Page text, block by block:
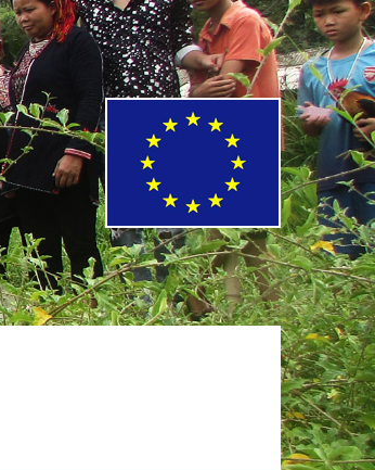
Phái đoàn Liên
minh Châu Âu tại
Việt Nam
Hiệp hội bệnh
viện tư nhân Việt
Cục quản lý y
dược cổ truyền -